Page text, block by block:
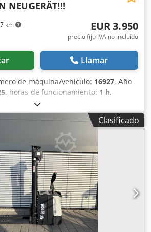
km
NEUGERÄT!!!
EUR 3.950
precio fijo IVA no incluído
Llamar
de máquina/vehículo: 16927, Año
, horas de funcionamiento: 1 h,
1.200 kg, altura de elevación:
600 mm, tipo de combustible:
, altura de construcción:
24 V, longitud de la
, peso total: 576 kg, 5108763 Crjdpoyv
de serie: OBWNL-003130
la batería: 24 V, 60 Ah.
Clasificado